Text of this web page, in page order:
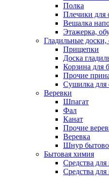
Полка
Плечики для
Вешалка
Этажерка,
Гладильные
Прищепки
Доска
Корзина для
Прочие
Сушилка для
Веревки
Шпагат
Фал
Канат
Прочие
Веревка
Шнур
Бытовая химия
Средства
Средства